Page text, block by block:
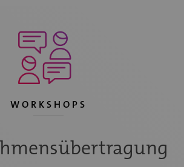
WORKSHOPS